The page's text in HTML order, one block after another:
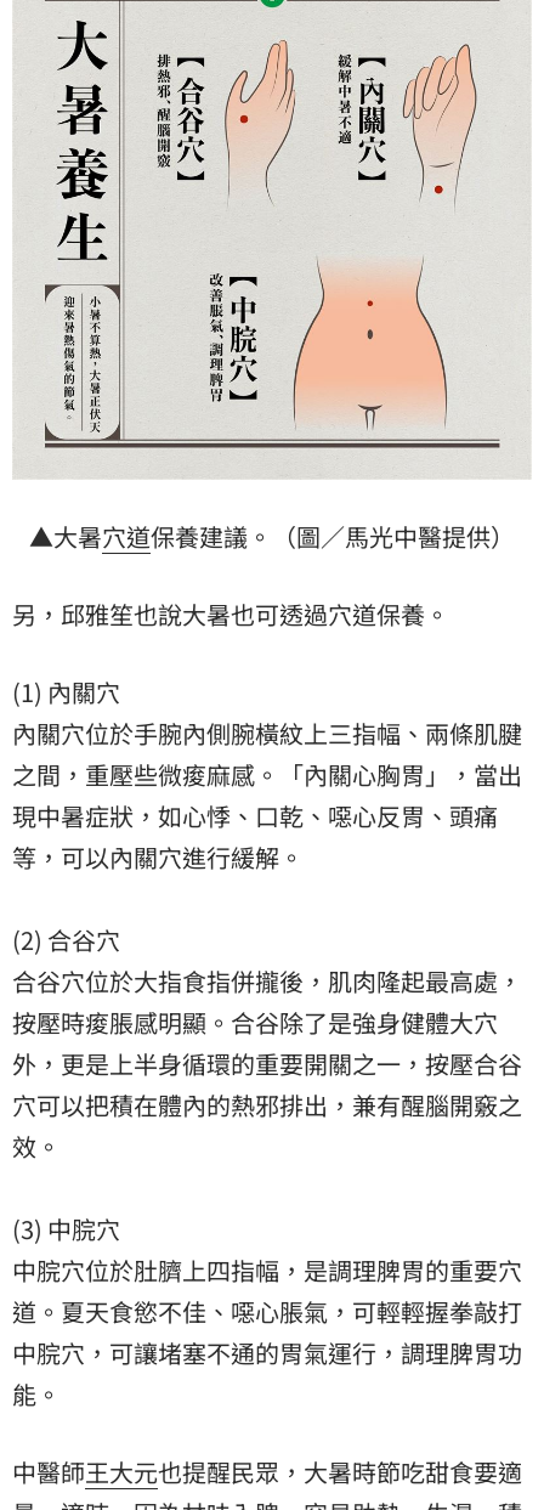
▲大暑穴道保養建議。（圖／馬光中醫提供）
另，邱雅笙也說大暑也可透過穴道保養。
(1) 內關穴
內關穴位於手腕內側腕橫紋上三指幅、兩條肌腱
之間，重壓些微痠麻感。「內關心胸胃」，當出
現中暑症狀，如心悸、口乾、噁心反胃、頭痛
等，可以內關穴進行緩解。
(2) 合谷穴
合谷穴位於大指食指併攏後，肌肉隆起最高處，
按壓時痠脹感明顯。合谷除了是強身健體大穴
外，更是上半身循環的重要開關之一，按壓合谷
穴可以把積在體內的熱邪排出，兼有醒腦開竅之
效。
(3) 中脘穴
中脘穴位於肚臍上四指幅，是調理脾胃的重要穴
道。夏天食慾不佳、噁心脹氣，可輕輕握拳敲打
中脘穴，可讓堵塞不通的胃氣運行，調理脾胃功
能。
中醫師王大元也提醒民眾，大暑時節吃甜食要適